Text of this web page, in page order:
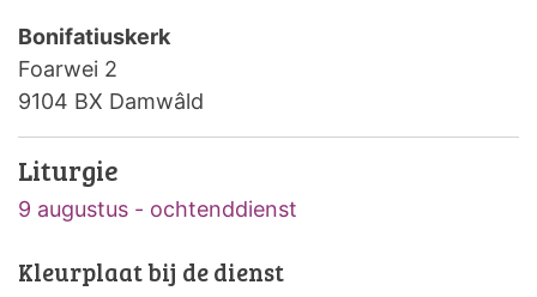
Bonifatiuskerk
Foarwei 2
9104 BX Damwâld
Liturgie
9 augustus - ochtenddienst
Kleurplaat bij de dienst